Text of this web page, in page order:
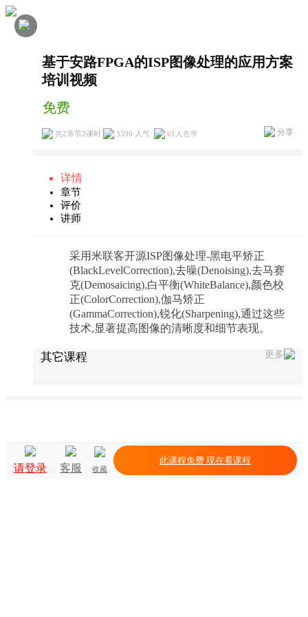
基于安路FPGA的ISP图像处理的应用方案
培训视频
分享
免费
共2章节2课时 3590 人气 61 人在学
详情
章节
评价
讲师
采用米联客开源ISP图像处理-黑电平矫正
(BlackLevelCorrection),去噪(Denoising),去马赛
克(Demosaicing),白平衡(WhiteBalance),颜色校
正(ColorCorrection),伽马矫正
(GammaCorrection),锐化(Sharpening),通过这些
技术,显著提高图像的清晰度和细节表现。
更多
其它课程
请登录 客服 收藏
此课程免费 现在看课程